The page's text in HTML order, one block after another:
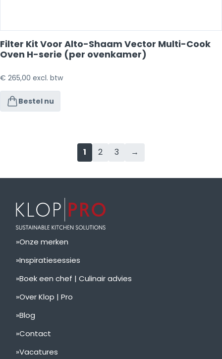
Filter Kit Voor Alto-Shaam Vector Multi-Cook
Oven H-serie (per ovenkamer)
€ 265,00 excl. btw
Bestel nu
1 2 3 →
Onze merken
Inspiratiesessies
Boek een chef | Culinair advies
Over Klop | Pro
Blog
Contact
Vacatures